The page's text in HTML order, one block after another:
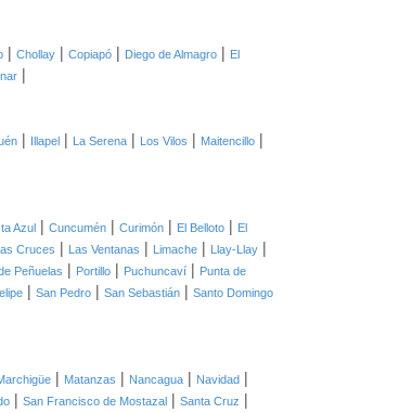
| Chollay | Copiapó | Diego de Almagro | El
|
| Illapel | La Serena | Los Vilos | Maitencillo |
Azul | Cuncumén | Curimón | El Belloto | El
Cruces | Las Ventanas | Limache | Llay-Llay |
Peñuelas | Portillo | Puchuncaví | Punta de
| San Pedro | San Sebastián | Santo Domingo
| Matanzas | Nancagua | Navidad |
| San Francisco de Mostazal | Santa Cruz |